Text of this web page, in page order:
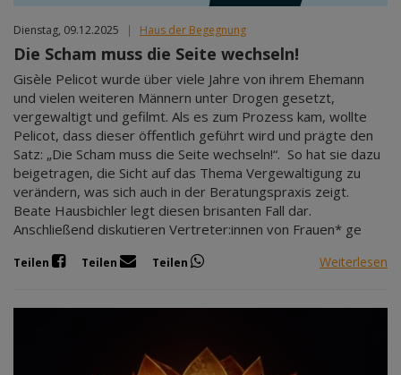
Dienstag, 09.12.2025 | Haus der Begegnung
Die Scham muss die Seite wechseln!
Gisèle Pelicot wurde über viele Jahre von ihrem Ehemann
und vielen weiteren Männern unter Drogen gesetzt,
vergewaltigt und gefilmt. Als es zum Prozess kam, wollte
Pelicot, dass dieser öffentlich geführt wird und prägte den
Satz: „Die Scham muss die Seite wechseln!“. So hat sie dazu
beigetragen, die Sicht auf das Thema Vergewaltigung zu
verändern, was sich auch in der Beratungspraxis zeigt.
Beate Hausbichler legt diesen brisanten Fall dar.
Anschließend diskutieren Vertreter:innen von Frauen* ge
Teilen Teilen Teilen Weiterlesen